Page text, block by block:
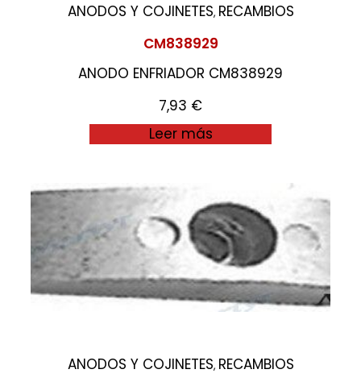
ANODOS Y COJINETES, RECAMBIOS
CM838929
ANODO ENFRIADOR CM838929
7,93 €
Leer más
ANODOS Y COJINETES, RECAMBIOS